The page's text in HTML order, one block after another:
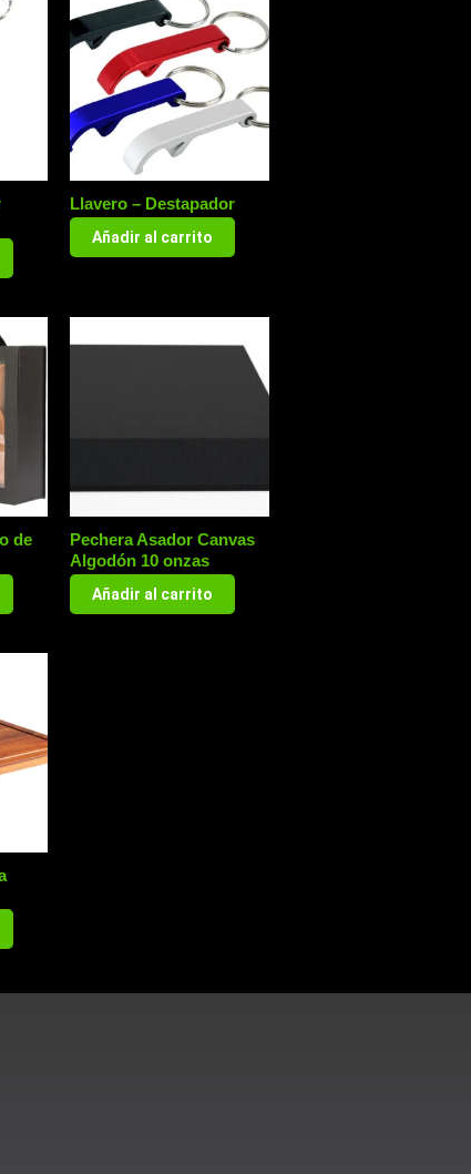
Llavero – Destapador
Añadir al carrito
de
Pechera Asador Canvas
Algodón 10 onzas
Añadir al carrito